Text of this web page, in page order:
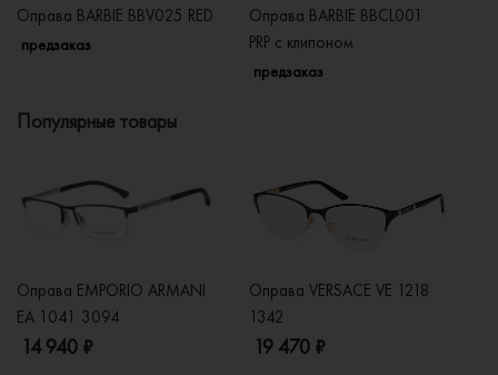
Оправа BARBIE BBV025 RED
предзаказ
Оправа BARBIE BBCL001
PRP с клипоном
предзаказ
Популярные товары
Оправа EMPORIO ARMANI
EA 1041 3094
14 940 ₽
Оправа VERSACE VE 1218
1342
19 470 ₽